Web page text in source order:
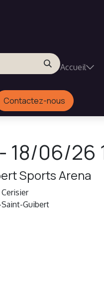
Accueil
Contactez-nous
- 18/06/26
Sports Arena
Guibert